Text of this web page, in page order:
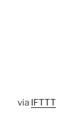
via IFTTT